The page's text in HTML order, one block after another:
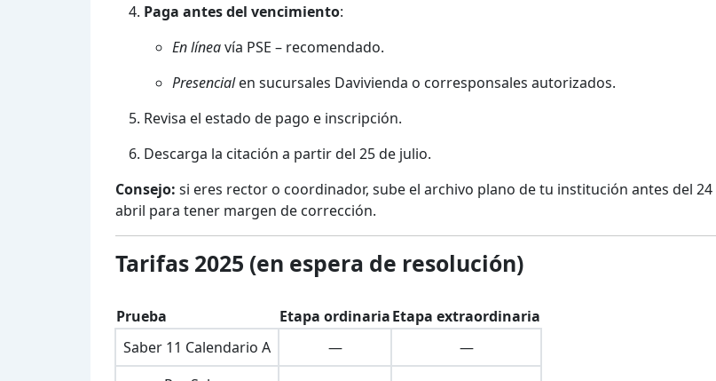
Paga antes del vencimiento:
En líneavía PSE – recomendado.
Presencialen sucursales Davivienda o corresponsales autorizados.
Revisa el estado de pago e inscripción.
Descarga la citación a partir del 25 de julio.
Consejo: si eres rector o coordinador, sube el archivo plano de tu institución antes del 24
abril para tener margen de corrección.
Tarifas 2025 (en espera de resolución)
Prueba Etapa ordinariaEtapa extraordinaria
Saber 11 Calendario A
—
—